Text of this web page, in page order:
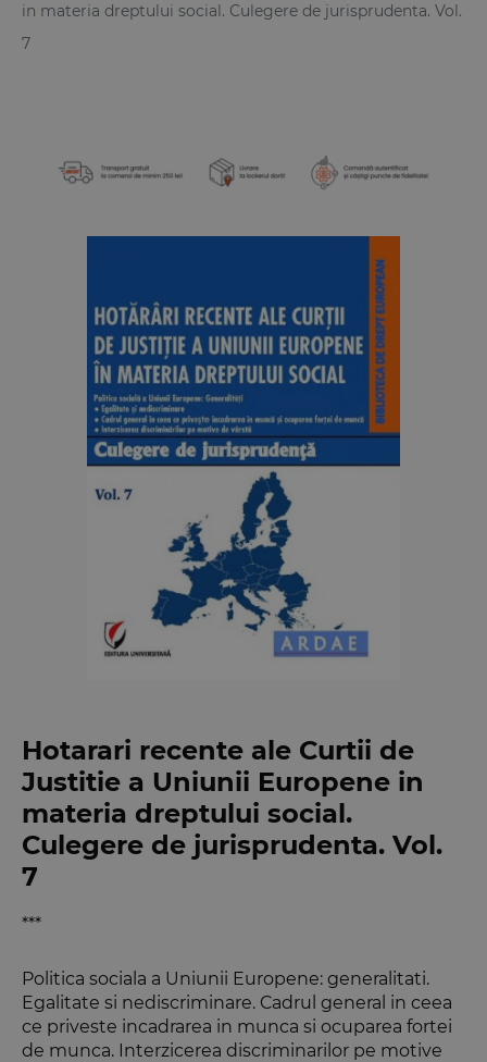
in materia dreptului social. Culegere de jurisprudenta. Vol.
7
Hotarari recente ale Curtii de
Justitie a Uniunii Europene in
materia dreptului social.
Culegere de jurisprudenta. Vol.
7
Politica sociala a Uniunii Europene: generalitati.
Egalitate si nediscriminare. Cadrul general in ceea
ce priveste incadrarea in munca si ocuparea fortei
de munca. Interzicerea discriminarilor pe motive
***